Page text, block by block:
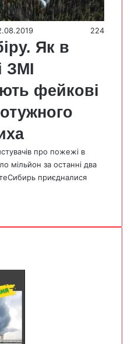
224
Як в
ЗМІ
фейкові
про пожежі в
мільйон за останні два
приєдналися